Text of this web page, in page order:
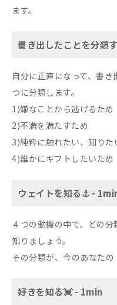
ます。
書き出したことを分類
自分に正直になって、書
つに分類します。
1)嫌なことから逃げるため
2)不満を満たすため
3)純粋に触れたい、知りた
4)誰かにギフトしたいため
ウェイトを知る⚓️ -
４つの動機の中で、どの
知りましょう。
その分類が、今のあなたの
好きを知る💓 - 1min